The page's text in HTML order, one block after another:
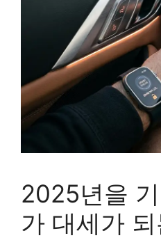
2025년을
가 대세가